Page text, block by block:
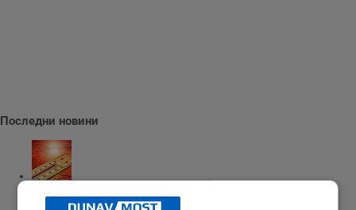
Последни новини
Измериха рекордна температура от 41 градуса в Будапеща